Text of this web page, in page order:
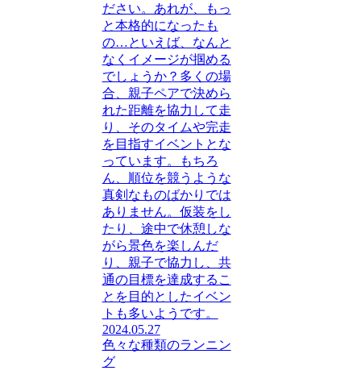
ださい。あれが、もっ
と本格的になったも
の…といえば、なんと
なくイメージが掴める
でしょうか？多くの場
合、親子ペアで決めら
れた距離を協力して走
り、そのタイムや完走
を目指すイベントとな
っています。もちろ
ん、順位を競うような
真剣なものばかりでは
ありません。仮装をし
たり、途中で休憩しな
がら景色を楽しんだ
り、親子で協力し、共
通の目標を達成するこ
とを目的としたイベン
トも多いようです。
2024.05.27
色々な種類のランニン
グ